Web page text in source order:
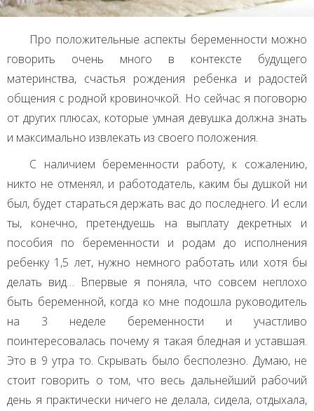
Про положительные аспекты беременности можно
говорить очень много в контексте будущего
материнства, счастья рождения ребенка и радостей
общения с родной кровиночкой. Но сейчас я поговорю
от других плюсах, которые умная девушка должна знать
и максимально извлекать из своего положения.
С наличием беременности работу, к сожалению,
никто не отменял, и работодатель, каким бы душкой ни
был, будет стараться держать вас до последнего. И если
ты, конечно, претендуешь на выплату декретных и
пособия по беременности и родам до исполнения
ребенку 1,5 лет, нужно немного работать или хотя бы
делать вид… Впервые я поняла, что совсем неплохо
быть беременной, когда ко мне подошла руководитель
на 3 неделе беременности и участливо
поинтересовалась почему я такая бледная и уставшая.
Это в 9 утра то. Скрывать было бесполезно. Думаю, не
стоит говорить о том, что весь дальнейший рабочий
день я практически ничего не делала, сидела, отдыхала,